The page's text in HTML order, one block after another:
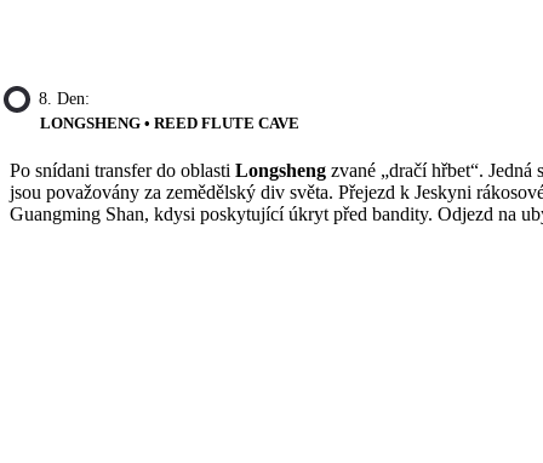
8. Den:
LONGSHENG • REED FLUTE CAVE
Po snídani transfer do oblasti Longsheng zvané „dračí hřbet“.
jsou považovány za zemědělský div světa. Přejezd k Jeskyni
Guangming Shan, kdysi poskytující úkryt před bandity. Odjezd na